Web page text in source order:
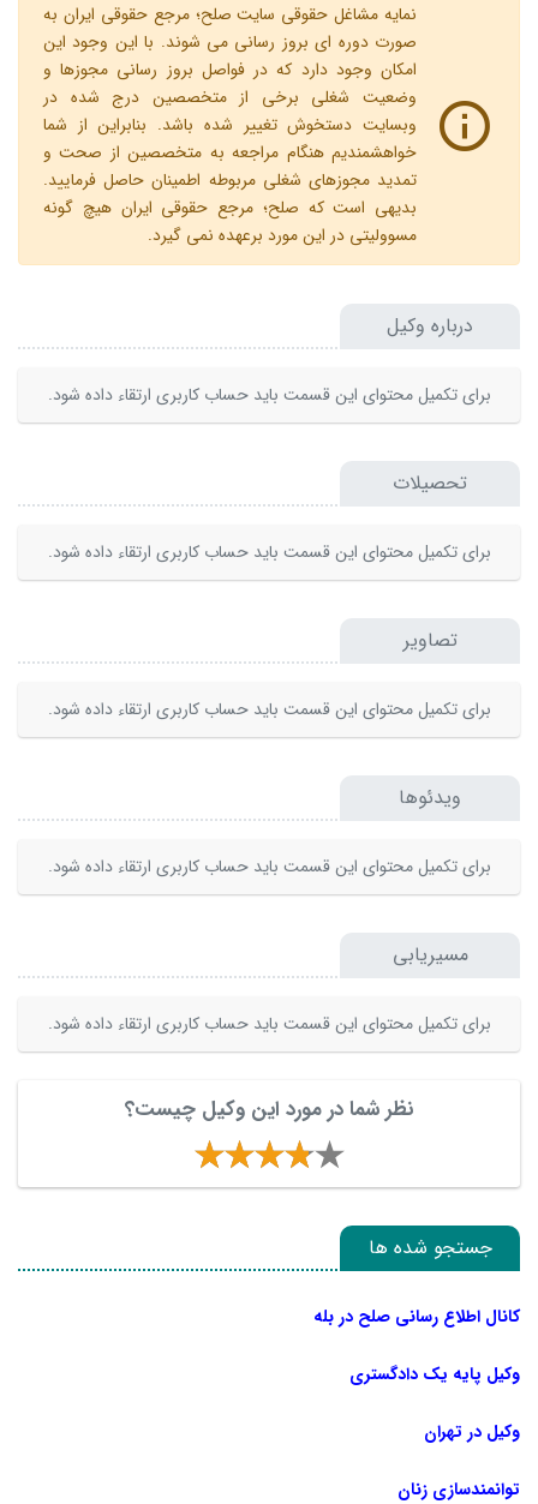
نمایه مشاغل حقوقی سایت صلح؛ مرجع حقوقی ایران به
صورت دوره ای بروز رسانی می شوند. با این وجود این
امکان وجود دارد که در فواصل بروز رسانی مجوزها و
وضعیت شغلی برخی از متخصصین درج شده در
وبسایت دستخوش تغییر شده باشد. بنابراین از شما
خواهشمندیم هنگام مراجعه به متخصصین از صحت و
تمدید مجوزهای شغلی مربوطه اطمینان حاصل فرمایید.
بدیهی است که صلح؛ مرجع حقوقی ایران هیچ گونه
مسوولیتی در این مورد برعهده نمی گیرد.
درباره وکیل
برای تکمیل محتوای این قسمت باید حساب کاربری ارتقاء داده شود.
تحصیلات
برای تکمیل محتوای این قسمت باید حساب کاربری ارتقاء داده شود.
تصاویر
برای تکمیل محتوای این قسمت باید حساب کاربری ارتقاء داده شود.
ویدئوها
برای تکمیل محتوای این قسمت باید حساب کاربری ارتقاء داده شود.
مسیریابی
برای تکمیل محتوای این قسمت باید حساب کاربری ارتقاء داده شود.
نظر شما در مورد این وکیل چیست؟
جستجو شده ها
کانال اطلاع رسانی صلح در بله
وکیل پایه یک دادگستری
وکیل در تهران
توانمندسازی زنان